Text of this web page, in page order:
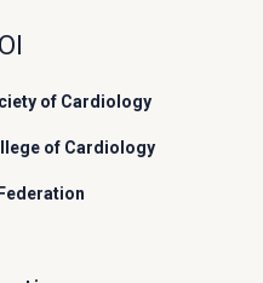
of Cardiology
of Cardiology